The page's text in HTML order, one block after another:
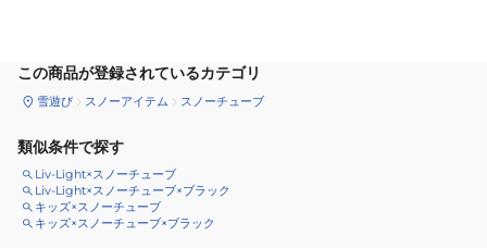
この商品が登録されているカテゴリ
雪遊び スノーアイテム スノーチューブ
類似条件で探す
Liv-Light×スノーチューブ
Liv-Light×スノーチューブ×ブラック
キッズ×スノーチューブ
キッズ×スノーチューブ×ブラック